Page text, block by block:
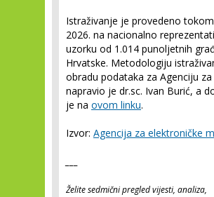
Istraživanje je provedeno
2026. na nacionalno
uzorku od 1.014 punoljetnih
Hrvatske. Metodologiju
obradu podataka za Agenciju
napravio je dr.sc. Ivan Burić, a
je na ovom linku.
Izvor: Agencija za elektroničke
Želite sedmični pregled vijesti, analiza,